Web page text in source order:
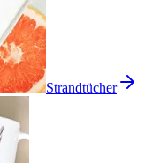
Strandtücher